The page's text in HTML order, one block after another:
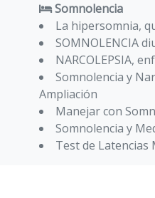
Somnolencia
La hipersomnia,
SOMNOLENCIA
NARCOLEPSIA,
Somnolencia y
Ampliación
Manejar con
Somnolencia y
Test de Latencias